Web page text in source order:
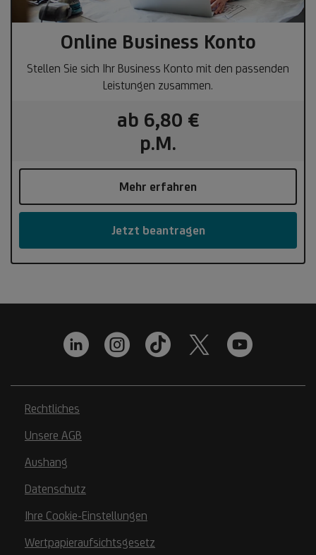
Online Business Konto
Stellen Sie sich Ihr Business Konto mit den passenden
Leistungen zusammen.
ab 6,80 €
p.M.
Mehr erfahren
Jetzt beantragen
Rechtliches
Unsere AGB
Aushang
Datenschutz
Ihre Cookie-Einstellungen
Wertpapieraufsichtsgesetz